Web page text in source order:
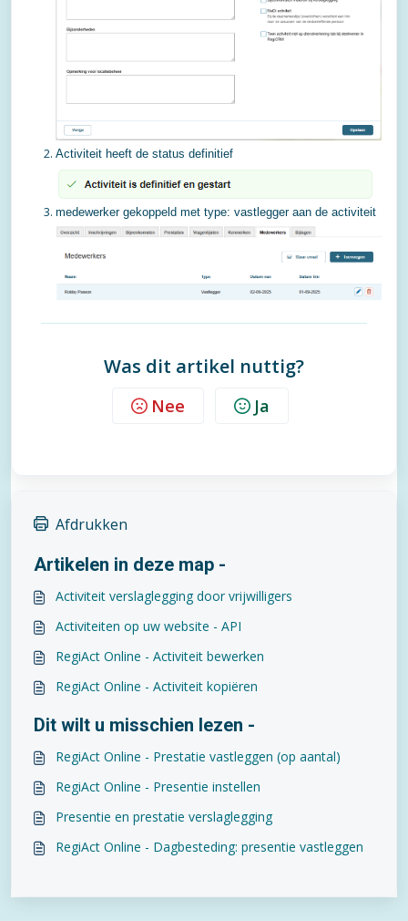
Activiteit heeft de status definitief
medewerker gekoppeld met type: vastlegger aan de activiteit
Was dit artikel nuttig?
Nee Ja
Afdrukken
Artikelen in deze map -
Activiteit verslaglegging door vrijwilligers
Activiteiten op uw website - API
RegiAct Online - Activiteit bewerken
RegiAct Online - Activiteit kopiëren
Dit wilt u misschien lezen -
RegiAct Online - Prestatie vastleggen (op aantal)
RegiAct Online - Presentie instellen
Presentie en prestatie verslaglegging
RegiAct Online - Dagbesteding: presentie vastleggen